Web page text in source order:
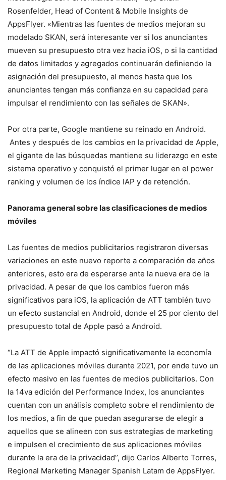
Rosenfelder, Head of Content & Mobile Insights de
AppsFlyer. «Mientras las fuentes de medios mejoran su
modelado SKAN, será interesante ver si los anunciantes
mueven su presupuesto otra vez hacia iOS, o si la cantidad
de datos limitados y agregados continuarán definiendo la
asignación del presupuesto, al menos hasta que los
anunciantes tengan más confianza en su capacidad para
impulsar el rendimiento con las señales de SKAN».
Por otra parte, Google mantiene su reinado en Android.
Antes y después de los cambios en la privacidad de Apple,
el gigante de las búsquedas mantiene su liderazgo en este
sistema operativo y conquistó el primer lugar en el power
ranking y volumen de los índice IAP y de retención.
Panorama general sobre las clasificaciones de medios
móviles
Las fuentes de medios publicitarios registraron diversas
variaciones en este nuevo reporte a comparación de años
anteriores, esto era de esperarse ante la nueva era de la
privacidad. A pesar de que los cambios fueron más
significativos para iOS, la aplicación de ATT también tuvo
un efecto sustancial en Android, donde el 25 por ciento del
presupuesto total de Apple pasó a Android.
“La ATT de Apple impactó significativamente la economía
de las aplicaciones móviles durante 2021, por ende tuvo un
efecto masivo en las fuentes de medios publicitarios. Con
la 14va edición del Performance Index, los anunciantes
cuentan con un análisis completo sobre el rendimiento de
los medios, a fin de que puedan asegurarse de elegir a
aquellos que se alineen con sus estrategias de marketing
e impulsen el crecimiento de sus aplicaciones móviles
durante la era de la privacidad’’, dijo Carlos Alberto Torres,
Regional Marketing Manager Spanish Latam de AppsFlyer.